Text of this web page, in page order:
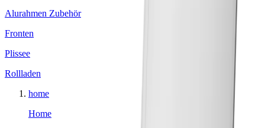
Alurahmen Zubehör
Fronten
Plissee
Rollladen
home
Home